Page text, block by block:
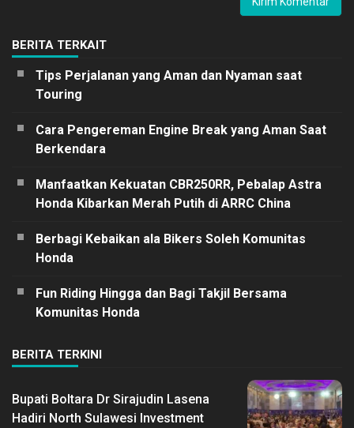
BERITA TERKAIT
Tips Perjalanan yang Aman dan Nyaman saat
Touring
Cara Pengereman Engine Break yang Aman Saat
Berkendara
Manfaatkan Kekuatan CBR250RR, Pebalap Astra
Honda Kibarkan Merah Putih di ARRC China
Berbagi Kebaikan ala Bikers Soleh Komunitas
Honda
Fun Riding Hingga dan Bagi Takjil Bersama
Komunitas Honda
BERITA TERKINI
Bupati Boltara Dr Sirajudin Lasena
Hadiri North Sulawesi Investment